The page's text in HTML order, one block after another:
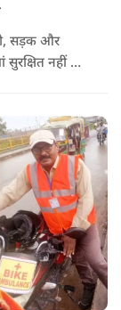
सड़क और
नहीं थीं.